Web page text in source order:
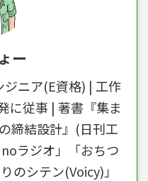
ー
ニア(E資格) | 工作
に従事 | 著書『集ま
締結設計』(日刊工
ラジオ」「おちつ
のシテン(Voicy)」